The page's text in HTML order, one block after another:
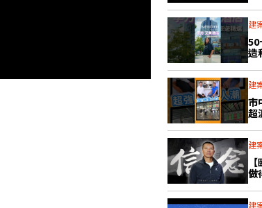
建
造
建
市
超
建
做
建